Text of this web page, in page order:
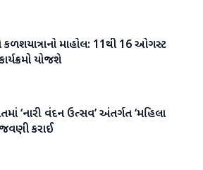
કળશયાત્રાનો માહોલ: 11થી 16 ઓગસ્ટ
યોજશે
‘નારી વંદન ઉત્સવ’ અંતર્ગત ‘મહિલા
કરાઈ